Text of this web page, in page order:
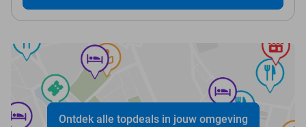
Ontdek alle topdeals in jouw omgeving